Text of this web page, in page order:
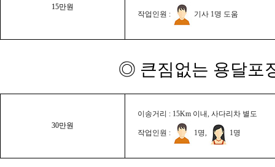
15만원
작업인원 : 기사 1명 도움
◎ 큰짐없는 용달포
30만원
이송거리 : 15Km 이내, 사다리차 별도
작업인원 : 1명, 1명